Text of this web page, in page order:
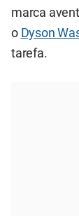
marca
o Dyson
tarefa.